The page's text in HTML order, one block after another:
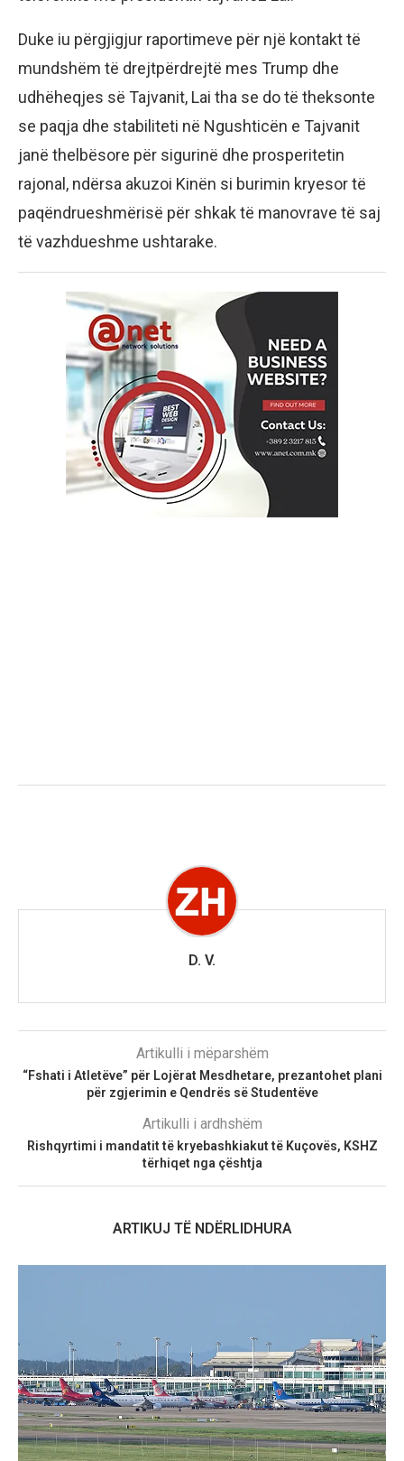
Duke iu përgjigjur raportimeve për një kontakt të
mundshëm të drejtpërdrejtë mes Trump dhe
udhëheqjes së Tajvanit, Lai tha se do të theksonte
se paqja dhe stabiliteti në Ngushticën e Tajvanit
janë thelbësore për sigurinë dhe prosperitetin
rajonal, ndërsa akuzoi Kinën si burimin kryesor të
paqëndrueshmërisë për shkak të manovrave të saj
të vazhdueshme ushtarake.
D. V.
Artikulli i mëparshëm
“Fshati i Atletëve” për Lojërat Mesdhetare, prezantohet plani
për zgjerimin e Qendrës së Studentëve
Artikulli i ardhshëm
Rishqyrtimi i mandatit të kryebashkiakut të Kuçovës, KSHZ
tërhiqet nga çështja
ARTIKUJ TË NDËRLIDHURA